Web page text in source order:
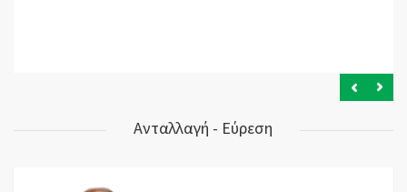
Ανταλλαγή - Εύρεση